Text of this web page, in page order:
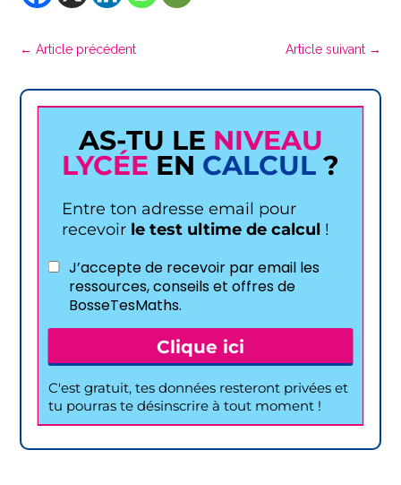
←Article précédent Article suivant→